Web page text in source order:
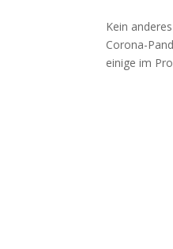
Kein
Corona-
einige im